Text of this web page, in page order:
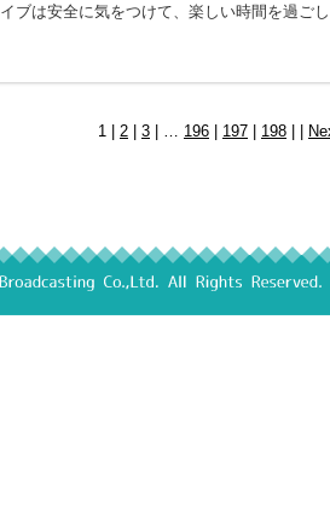
ブは安全に気をつけて、楽しい時間を過ご
1 | 2 3 | … 196 197 198